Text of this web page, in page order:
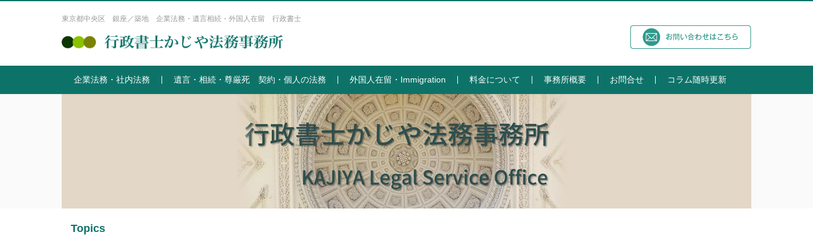
へ
キ
ョ
に
東京都中央区 銀座／築地 企業法務・遺言相続・外国人在留 行政書士
企業法務・社内法務 遺言・相続・尊厳死 契約・個人の法務 外国人在留・Immigration 料金について 事務所概要 お問合せ コラム随時更新
Topics